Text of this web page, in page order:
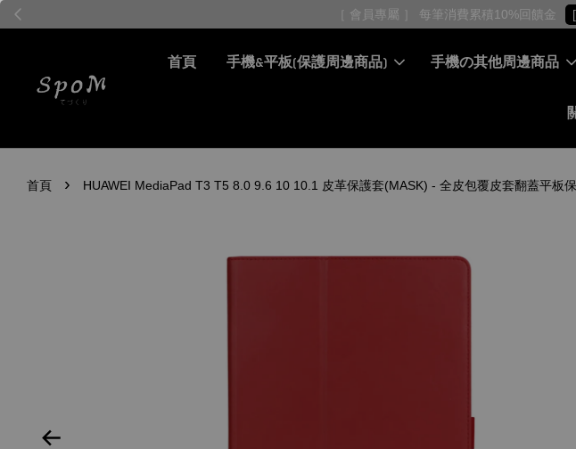
［ 會員專屬 ］ 每筆消費累積
首頁 手機&平板(保護周邊商品) 手機の其他周邊商品
首頁 › HUAWEI MediaPad T3 T5 8.0 9.6 10 10.1 皮革保護套(MASK) - 全皮包覆皮套翻蓋平板